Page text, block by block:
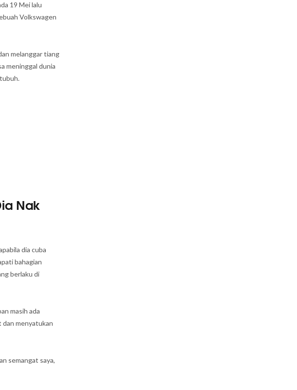
19 Mei lalu
Volkswagen
melanggar tiang
meninggal dunia
Nak
dia cuba
bahagian
berlaku di
masih ada
dan menyatukan
semangat saya,